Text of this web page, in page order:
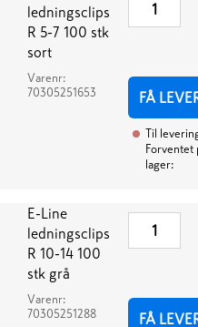
ledningsclips
R 5-7 100 stk
sort
Varenr:
70305251653
FÅ
Til
Forventet
lager:
E-Line
ledningsclips
R 10-14 100
stk grå
Varenr:
70305251288
FÅ